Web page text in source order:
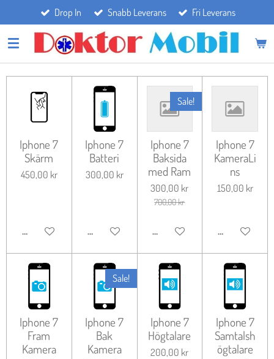
till
huvudinnehållet
Drop In Snabb Leverans Fri Leverans
Iphone 7
Skärm
450,00 kr
LÄGG TILL I VARUKORG
Iphone 7
Batteri
300,00 kr
LÄGG TILL I VARUKORG
Sale!
Iphone 7
Baksida
med Ram
300,00 kr
700,00 kr
LÄGG TILL I VARUKORG
Iphone 7
KameraLi
ns
150,00 kr
LÄGG TILL I
Iphone 7
Fram
Kamera
Sale!
Iphone 7
Bak
Kamera
Iphone 7
Högtalare
200,00 kr
Iphone 7
Samtalsh
ögtalare